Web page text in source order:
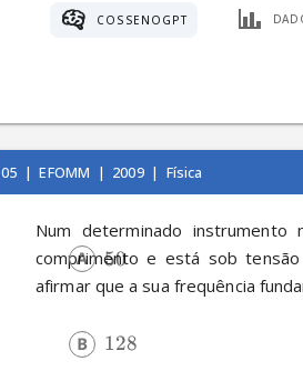
COSSENOGPT
05 | EFOMM | 2009 | Física
Num determinado instrumento
comprimento e está sob
afirmar que a sua frequência
50
128